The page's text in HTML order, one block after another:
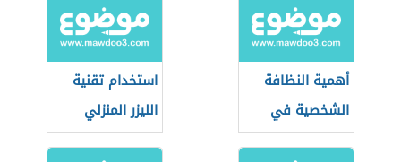
أهمية النظافة
الشخصية في
العمل
استخدام تقنية
الليزر المنزلي